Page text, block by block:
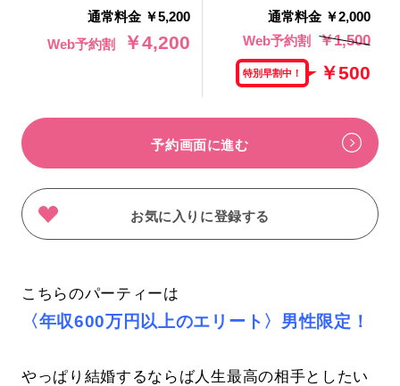
通常料金 ￥5,200
Web予約割
￥4,200
通常料金 ￥2,000
Web予約割
￥1,500
特別早割中！ ￥500
予約画面に進む
お気に入りに登録する
こちらのパーティーは
〈年収600万円以上のエリート〉男性限定！
やっぱり結婚するならば人生最高の相手としたい